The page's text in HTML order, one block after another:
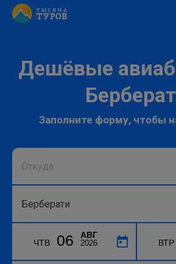
Дешёвые
Заполните форму, чтобы
ЧТВ 06 АВГ
2026 ВТР